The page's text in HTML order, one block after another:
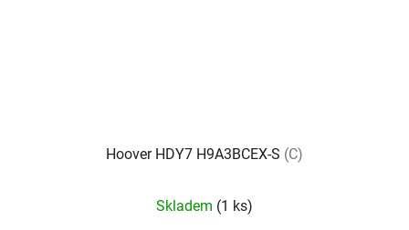
Hoover HDY7 H9A3BCEX-S (C)
hodnocení
Skladem (1 ks)